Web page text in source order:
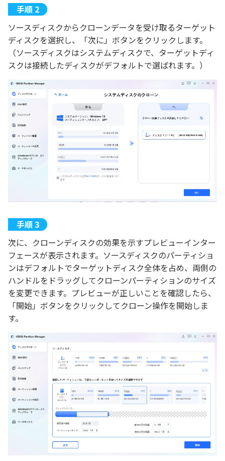
ソースディスクからクローンデータを受け取るターゲット
ディスクを選択し、「次に」ボタンをクリックします。
（ソースディスクはシステムディスクで、ターゲットディ
スクは接続したディスクがデフォルトで選ばれます。）
次に、クローンディスクの効果を示すプレビューインター
フェースが表示されます。ソースディスクのパーティショ
ンはデフォルトでターゲットディスク全体を占め、両側の
ハンドルをドラッグしてクローンパーティションのサイズ
を変更できます。プレビューが正しいことを確認したら、
「開始」ボタンをクリックしてクローン操作を開始しま
す。